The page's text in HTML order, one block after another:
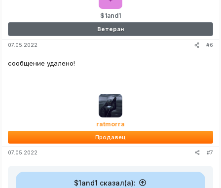
$1and1
Ветеран
07.05.2022 #6
сообщение удалено!
ratmorra
Продавец
07.05.2022 #7
$1and1 сказал(а):